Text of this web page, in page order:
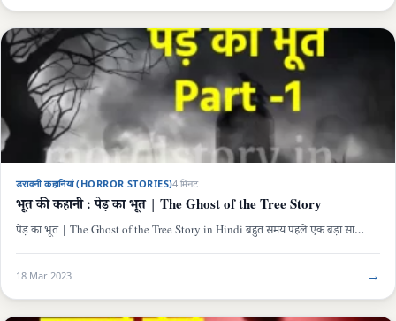
डरावनी कहानियां (HORROR STORIES)4 मिनट
भूत की कहानी : पेड़ का भूत | The Ghost of the Tree Story
पेड़ का भूत | The Ghost of the Tree Story in Hindi बहुत समय पहले एक बड़ा सा…
18 Mar 2023 →